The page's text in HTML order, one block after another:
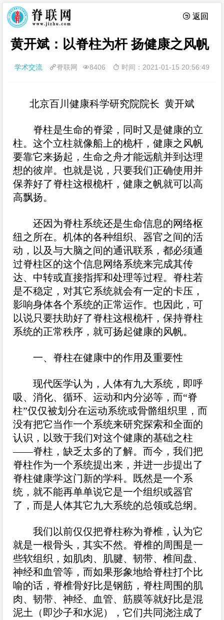
 返回
黄开斌：以脊柱为杆 扬健康之风帆
学术交流 脊联网 8406  时间：2021-01-15 20:56:49
北京百川健康科学研究院院长 黄开斌
脊柱是生命的脊梁，同时又是健康的立
柱。这个立柱就像船上的桅杆，健康之风帆
要靠它来扬起，生命之舟才能远航并到达理
想的彼岸。也就是说，只要我们正确使用并
保养好了脊柱这根桅杆，健康之帆就可以高
高飘扬。
还因为脊柱系统还是生命信息的网络枢
纽之所在。机体的各种组织、器官之间的活
动，以及与大脑之间的通讯联系，都必须通
过脊柱区的这个信息网络系统来完成其传
达、中转或直接指挥和处理等过程。脊柱若
是不稳定，对其它系统就会有一定的卡压，
影响身体各个系统的正常运作。也因此，可
以说只要扶助好了脊柱这根桅杆，保持脊柱
系统的正常秩序，就可扬起健康的风帆。
一、脊柱在健康中的作用及重要性
现代医学认为，人体有九大系统，即呼
吸、消化、循环、运动和内分泌等，而“脊
柱”仅仅被划分在运动系统或骨骼组织里，而
没有把它当作一个系统来研究探索和全面的
认识，以致于我们对这个健康的基础之柱
——脊柱，缺乏太多的了解。而今，我们把
脊柱作为一个系统提出来，并进一步提出了
脊柱健康学这门新的学科。既然是一个系
统，就不能再单单说它是一个组织或器官
了，而是人体其它九大系统的总领或总纲。
我们以前仅仅把脊柱称为脊椎，认为它
就是一根骨头，其实不然。脊椎的周围是一
些软组织，如肌肉、肌腱、韧带、椎间盘、
神经和血管等，而如果形象地给脊柱打个比
喻的话，脊椎骨好比是钢筋，脊柱周围的肌
肉、韧带、神经、血管、筋膜等就好比是混
泥土（即沙子和水泥），它们共同浇注成了